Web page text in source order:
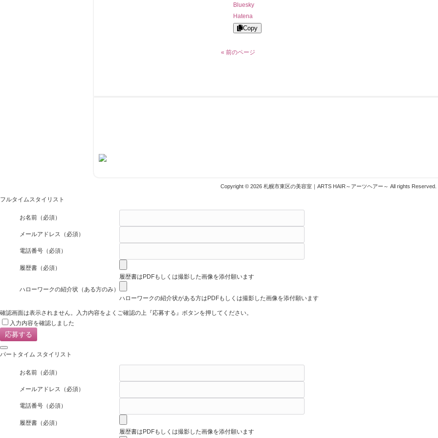
Bluesky
Hatena
Copy
« 前のページ
Copyright © 2026 札幌市東区の美容室｜ARTS HAIR～アーツヘアー～ All rights Reserved.
フルタイムスタイリスト
お名前 （必須）
メールアドレス （必須）
電話番号 （必須）
履歴書 （必須）
履歴書はPDFもしくは撮影した画像を添付願います
ハローワークの紹介状（ある方のみ）
ハローワークの紹介状がある方はPDFもしくは撮影した画像を添付願います
確認画面は表示されません。入力内容をよくご確認の上『応募する』ボタンを押してください。
入力内容を確認しました
パートタイム スタイリスト
お名前 （必須）
メールアドレス （必須）
電話番号 （必須）
履歴書 （必須）
履歴書はPDFもしくは撮影した画像を添付願います